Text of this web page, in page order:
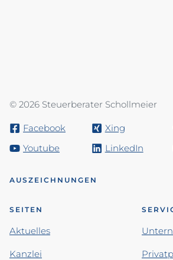
© 2026 Steuerberater Schollmeier
Facebook Xing
Youtube
LinkedIn
AUSZEICHNUNGEN
SEITEN
Aktuelles
Kanzlei